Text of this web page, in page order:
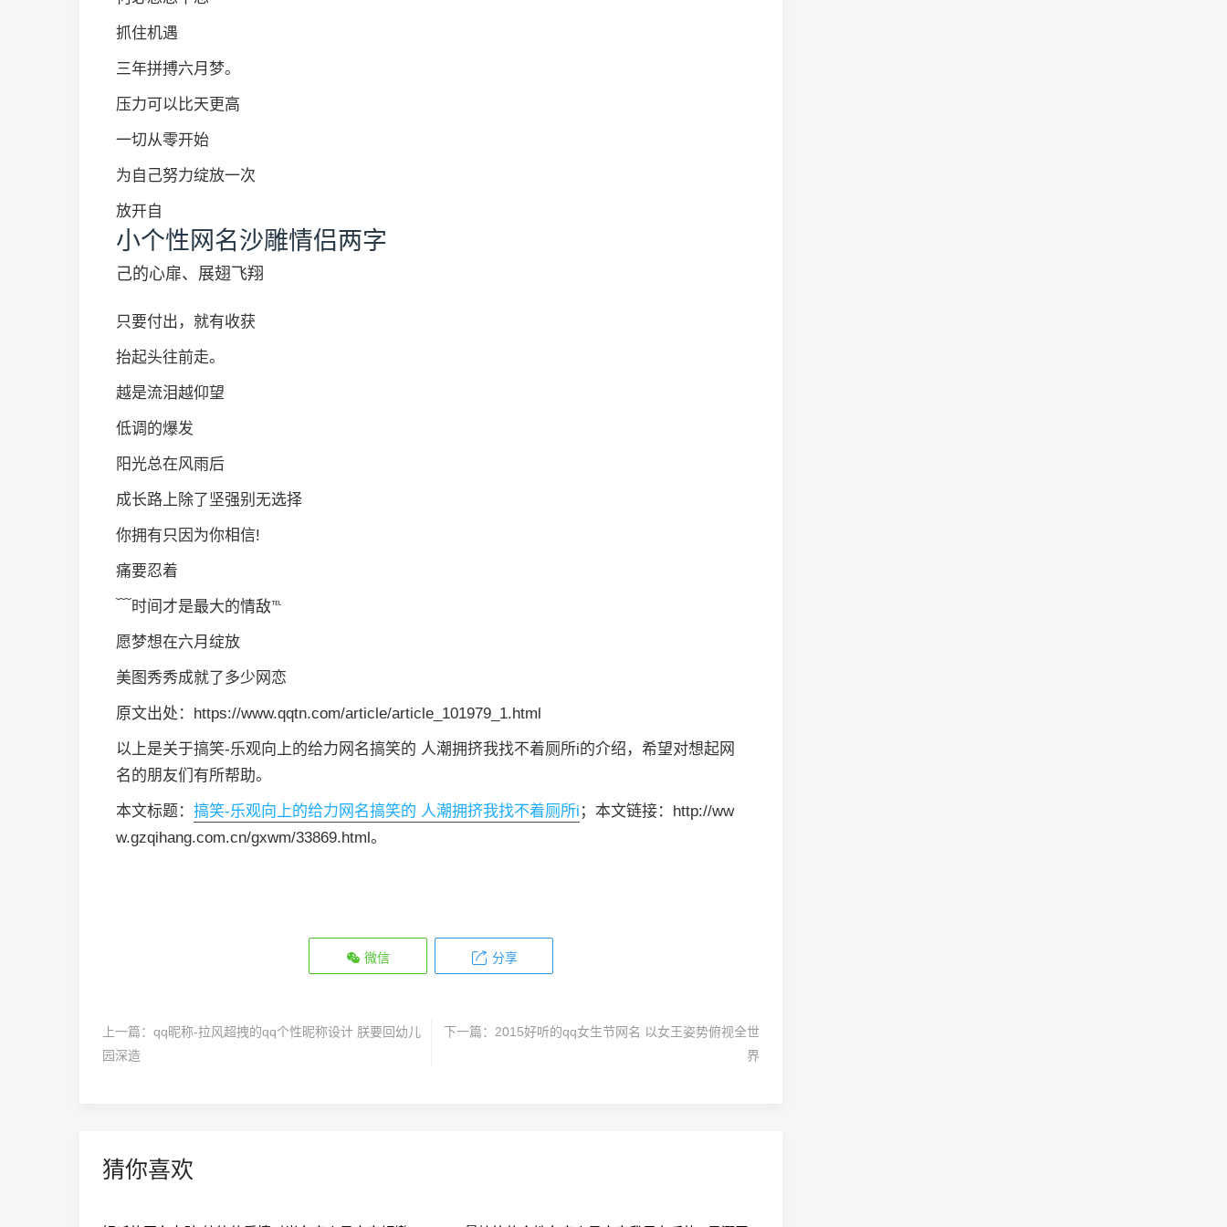
抓住机遇
三年拼搏六月梦。
压力可以比天更高
一切从零开始
为自己努力绽放一次
放开自
小个性网名沙雕情侣两字
己的心扉、展翅飞翔
只要付出，就有收获
抬起头往前走。
越是流泪越仰望
低调的爆发
阳光总在风雨后
成长路上除了坚强别无选择
你拥有只因为你相信!
痛要忍着
﹋时间才是最大的情敌℡
愿梦想在六月绽放
美图秀秀成就了多少网恋
原文出处：https://www.qqtn.com/article/article_101979_1.html
以上是关于搞笑-乐观向上的给力网名搞笑的 人潮拥挤我找不着厕所i的介绍，希望对想起网
名的朋友们有所帮助。
本文标题： 搞笑-乐观向上的给力网名搞笑的 人潮拥挤我找不着厕所i ；本文链接：http://ww
w.gzqihang.com.cn/gxwm/33869.html。
微信 分享
上一篇： qq昵称-拉风超拽的qq个性昵称设计 朕要回幼儿
园深造
下一篇： 2015好听的qq女生节网名 以女王姿势俯视全世
界
猜你喜欢